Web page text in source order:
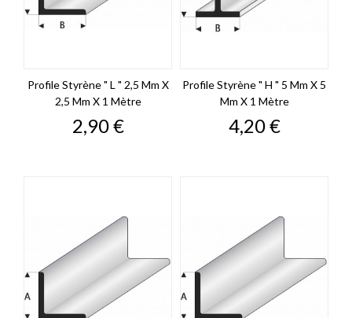
Profile Styrène " L " 2,5 Mm X
2,5 Mm X 1 Mètre
Prix
2,90 €
Profile Styrène " H " 5 Mm X 5
Mm X 1 Mètre
Prix
4,20 €